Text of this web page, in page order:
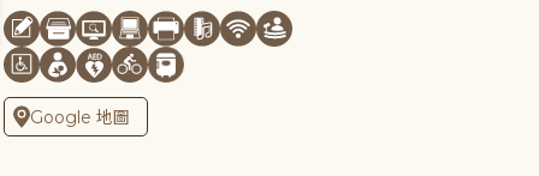
Google 地圖